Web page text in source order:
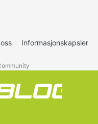
Informasjonskapsler